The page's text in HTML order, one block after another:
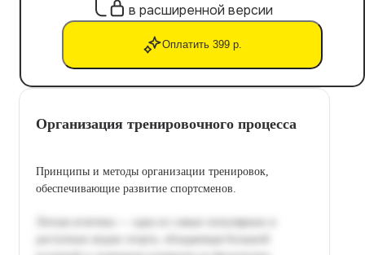
в расширенной версии
Оплатить 399 р.
Организация тренировочного процесса
Принципы и методы организации тренировок,
обеспечивающие развитие спортсменов.